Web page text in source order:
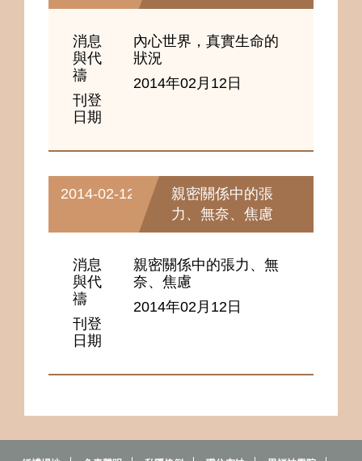
消息
與代
禱
刊登
日期
內心世界，真實生命的
狀況
2014年02月12日
2014-02-12
親密關係中的張
力、無奈、焦慮
消息
與代
禱
刊登
日期
親密關係中的張力、無
奈、焦慮
2014年02月12日